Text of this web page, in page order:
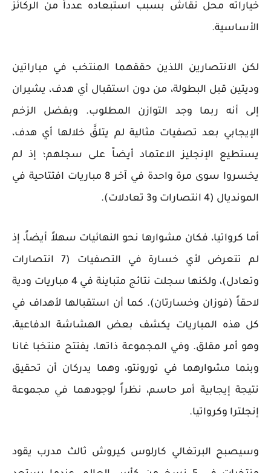
خياراته محل نقاش بسبب استبعاده عدداً من الركائز
الأساسية.
لكن الانتصارين اللذين حققهما المنتخب في مباراتين
وديتين قبل البطولة، من دون استقبال أي هدف، يشيران
إلى أنه ربما وجد التوازن المطلوب. وبفضل الزخم
الإيجابي بعد تصفيات مثالية لم يتلقَّ خلالها أي هدف،
يستطيع الإنجليز الاعتماد أيضاً على سجلهم؛ إذ لم
يخسروا سوى مرة واحدة في آخر 8 مباريات افتتاحية في
المونديال (4 انتصارات و3 تعادلات).
أما كرواتيا، فكان مشوارها نحو النهائيات سهلاً أيضاً، إذ
لم تتعرض لأي خسارة في التصفيات (7 انتصارات
وتعادل)، ولكنها سجلت نتائج متباينة في 4 مباريات ودية
لاحقاً (فوزان وخسارتان). كما أن استقبالها لأهداف في
كل هذه المباريات يكشف بعض الهشاشة الدفاعية،
وهو أمر مقلق. وفي المجموعة ذاتها، يفتتح منتخبا غانا
وبنما مشوارهما في تورونتو، وهما يدركان أن تحقيق
نتيجة إيجابية أمر حاسم، نظراً لوجودهما في مجموعة
إنجلترا وكرواتيا.
وسيصبح البرتغالي كارلوس كيروش ثالث مدرب يقود